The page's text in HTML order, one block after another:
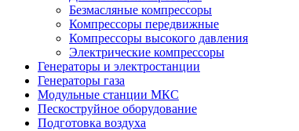
Безмасляные компрессоры
Компрессоры передвижные
Компрессоры высокого давления
Электрические компрессоры
Генераторы и электростанции
Генераторы газа
Модульные станции МКС
Пескоструйное оборудование
Подготовка воздуха